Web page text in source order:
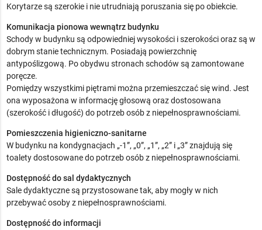
Korytarze są szerokie i nie utrudniają poruszania się po obiekcie.
Komunikacja pionowa wewnątrz budynku
Schody w budynku są odpowiedniej wysokości i szerokości oraz są w
dobrym stanie technicznym. Posiadają powierzchnię
antypoślizgową. Po obydwu stronach schodów są zamontowane
poręcze.
Pomiędzy wszystkimi piętrami można przemieszczać się wind. Jest
ona wyposażona w informację głosową oraz dostosowana
(szerokość i długość) do potrzeb osób z niepełnosprawnościami.
Pomieszczenia higieniczno-sanitarne
W budynku na kondygnacjach „-1”, „0”, „1”, „2” i „3” znajdują się
toalety dostosowane do potrzeb osób z niepełnosprawnościami.
Dostępność do sal dydaktycznych
Sale dydaktyczne są przystosowane tak, aby mogły w nich
przebywać osoby z niepełnosprawnościami.
Dostępność do informacji